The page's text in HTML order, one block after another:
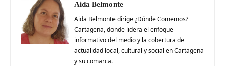
Aida Belmonte
Aida Belmonte dirige ¿Dónde Comemos?
Cartagena, donde lidera el enfoque
informativo del medio y la cobertura de
actualidad local, cultural y social en Cartagena
y su comarca.